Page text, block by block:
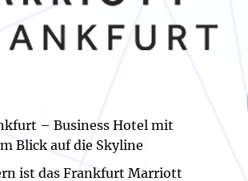
– Business Hotel mit
Blick auf die Skyline
ist das Frankfurt Marriott